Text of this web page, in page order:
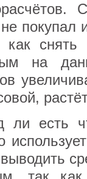
не покупал
снять
на
ли есть